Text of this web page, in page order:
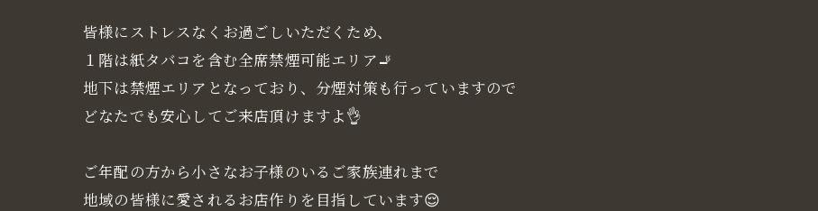
皆様にストレスなくお過ごしいただくため、
１階は紙タバコを含む全席禁煙可能エリア🚬
地下は禁煙エリアとなっており、分煙対策も行っていますので
どなたでも安心してご来店頂けますよ👌
ご年配の方から小さなお子様のいるご家族連れまで
地域の皆様に愛されるお店作りを目指しています😌